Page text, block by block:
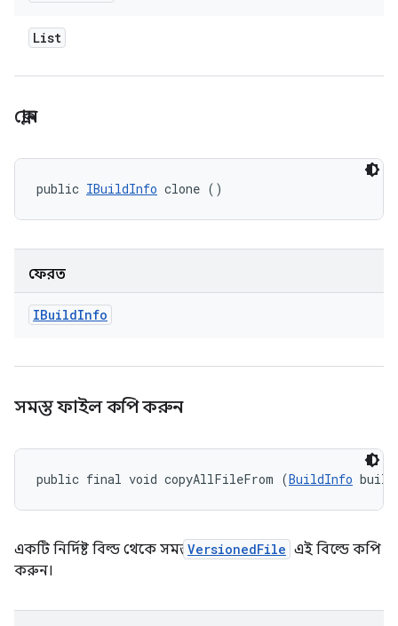
List
ক্লোন
public IBuildInfo clone ()
ফেরত
IBuildInfo
সমস্ত ফাইল কপি করুন
public final void copyAllFileFrom (BuildInfo
একটি নির্দিষ্ট বিল্ড থেকে সমস্ত VersionedFile এই বিল্ডে কপি
করুন।